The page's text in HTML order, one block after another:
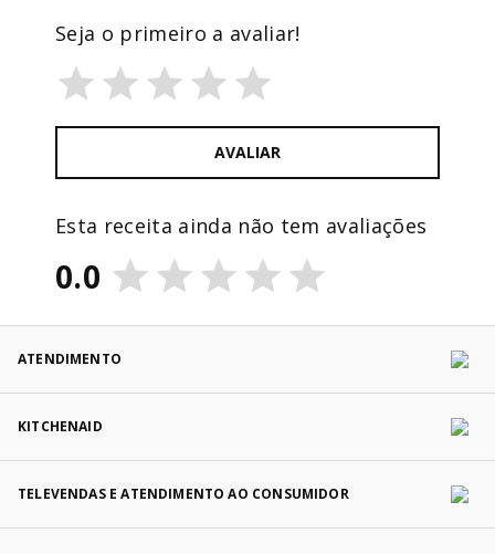
Esta receita ainda não tem avaliações
0.0
Seja o primeiro a avaliar!
AVALIAR
ATENDIMENTO
KITCHENAID
TELEVENDAS E ATENDIMENTO AO CONSUMIDOR